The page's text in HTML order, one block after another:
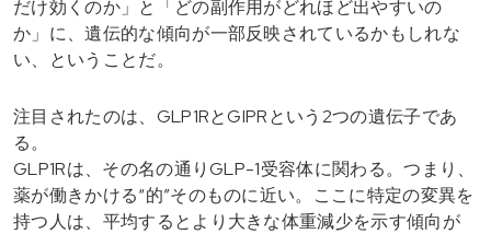
だけ効くのか」と「どの副作用がどれほど出やすいの
か」に、遺伝的な傾向が一部反映されているかもしれな
い、ということだ。
注目されたのは、GLP1RとGIPRという2つの遺伝子であ
る。
GLP1Rは、その名の通りGLP-1受容体に関わる。つまり、
薬が働きかける“的”そのものに近い。ここに特定の変異を
持つ人は、平均するとより大きな体重減少を示す傾向が